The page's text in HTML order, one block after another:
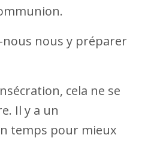
nous y préparer
cela ne se
Il y a un
temps pour mieux